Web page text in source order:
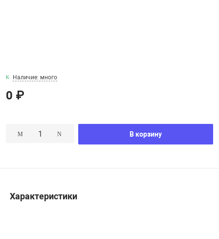
Наличие: много
0 ₽
В корзину
Характеристики